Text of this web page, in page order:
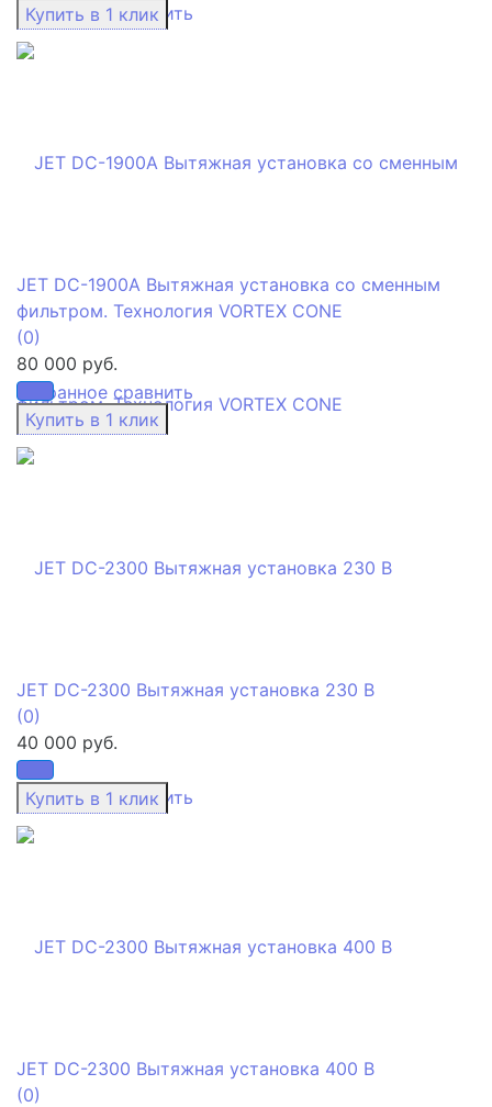
избранное сравнить
избранное сравнить
JET DC-1900A Вытяжная установка со сменным
фильтром. Технология VORTEX CONE
(0)
80 000 руб.
избранное сравнить
JET DC-2300 Вытяжная установка 230 В
(0)
40 000 руб.
JET DC-2300 Вытяжная установка 400 В
(0)